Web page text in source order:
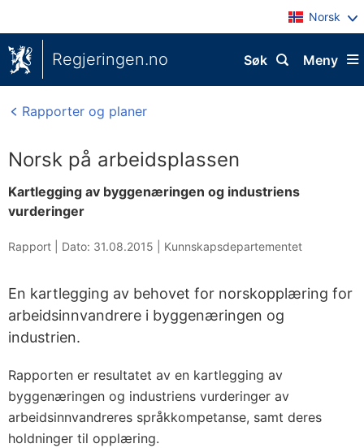
Norsk
Regjeringen.no Meny
Søk
Rapporter og planer
Norsk på arbeidsplassen
Kartlegging av byggenæringen og industriens
vurderinger
Rapport | Dato: 31.08.2015 Kunnskapsdepartementet
En kartlegging av behovet for norskopplæring for
arbeidsinnvandrere i byggenæringen og
industrien.
Rapporten er resultatet av en kartlegging av
byggenæringen og industriens vurderinger av
arbeidsinnvandreres språkkompetanse, samt deres
holdninger til opplæring.